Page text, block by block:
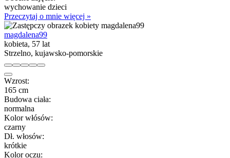
wychowanie dzieci
Przeczytaj o mnie więcej »
magdalena99
kobieta, 57 lat
Strzelno, kujawsko-pomorskie
Wzrost:
165 cm
Budowa ciała:
normalna
Kolor włósów:
czarny
Dł. włosów:
krótkie
Kolor oczu: